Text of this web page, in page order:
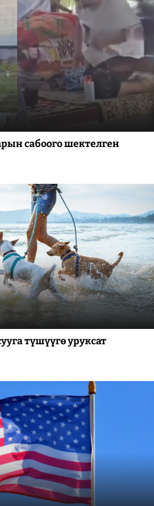
сабоого шектелген
түшүүгө уруксат